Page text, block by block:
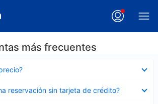
más frecuentes
reservación sin tarjeta de crédito?